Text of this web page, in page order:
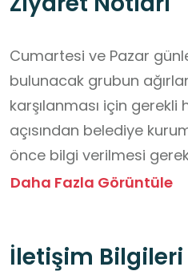
Cumartesi ve Pazar
bulunacak grubun
karşılanması için gerekli
açısından belediye
önce bilgi verilmesi
alınmamaktadır.
Marbel Cafe tarafından
Daha Fazla Görüntüle
İletişim Bilgileri